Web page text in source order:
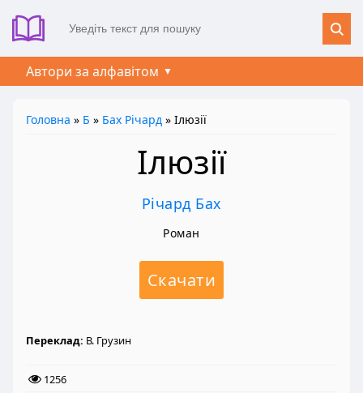
Автори за алфавітом
Головна » Б » Бах Річард » Ілюзії
Ілюзії
Річард Бах
Роман
Скачати
Переклад: В. Грузин
1256